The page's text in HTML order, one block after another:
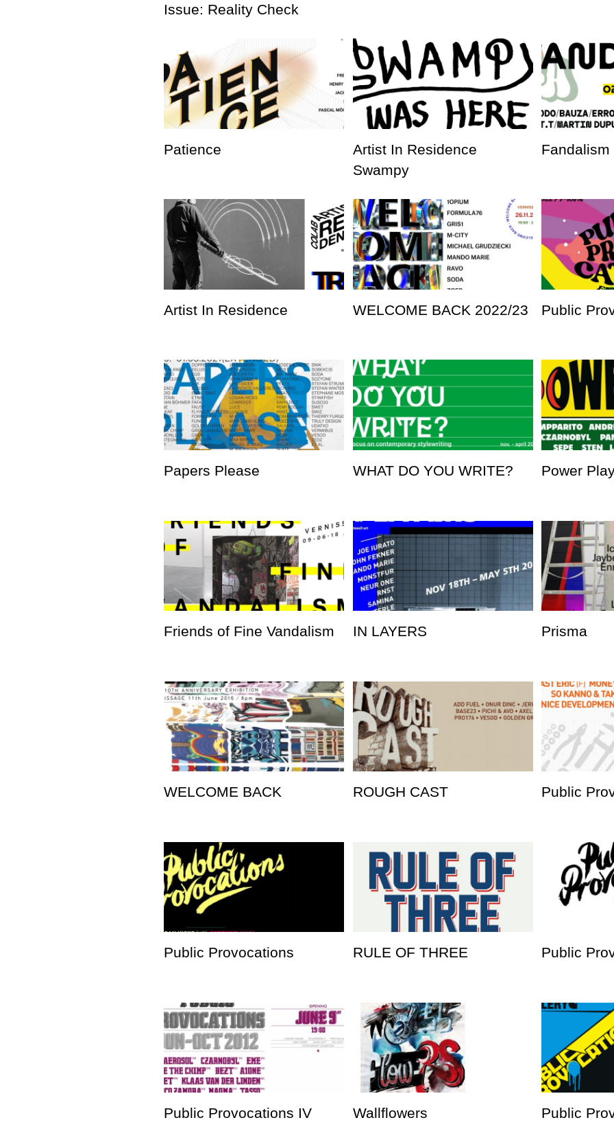
Issue: Reality Check
Patience
Artist In Residence
Swampy
Fandalism
Artist In Residence WELCOME BACK 2022/23 Public
Papers Please WHAT DO YOU WRITE? Power
Friends of Fine Vandalism IN LAYERS Prisma
WELCOME BACK ROUGH CAST Public
Public Provocations RULE OF THREE Public
Public Provocations IV Wallflowers Public